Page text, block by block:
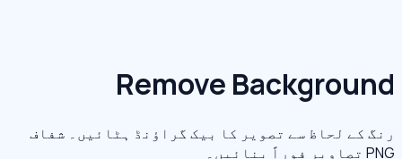
Remove Background
رنگ کے لحاظ سے تصویر کا بیک گراؤنڈ ہٹائیں۔ شفاف
PNG تصاویر فوراً بنائیں۔